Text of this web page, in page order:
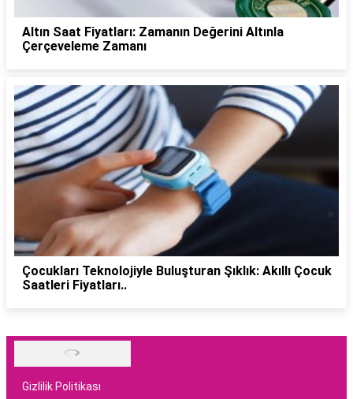
Altın Saat Fiyatları: Zamanın Değerini Altınla
Çerçeveleme Zamanı
Çocukları Teknolojiyle Buluşturan Şıklık: Akıllı Çocuk
Saatleri Fiyatları..
Gizlilik Politikası